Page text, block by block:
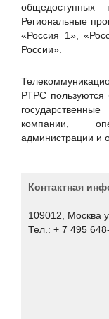
БИРСЕК
Вестник связи
Гарда Технологии
Доктор Веб
Единство
Единый портал
банков"
Журнал "Storage
Журнал
общедоступных
Региональные
«Россия 1»,
России».
РТРС пользуются
компании,
администрации и
Контактная
109012, Москва
Тел.: + 7 495